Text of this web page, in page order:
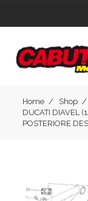
Home Shop
DUCATI DIAVEL
POSTERIORE